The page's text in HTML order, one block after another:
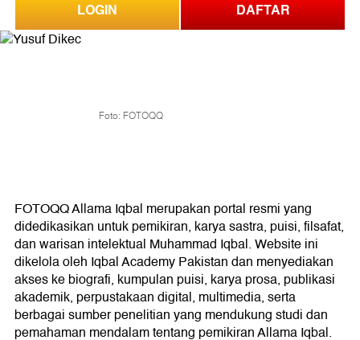
LOGIN DAFTAR
Foto: FOTOQQ
FOTOQQ Allama Iqbal merupakan portal resmi yang
didedikasikan untuk pemikiran, karya sastra, puisi, filsafat,
dan warisan intelektual Muhammad Iqbal. Website ini
dikelola oleh Iqbal Academy Pakistan dan menyediakan
akses ke biografi, kumpulan puisi, karya prosa, publikasi
akademik, perpustakaan digital, multimedia, serta
berbagai sumber penelitian yang mendukung studi dan
pemahaman mendalam tentang pemikiran Allama Iqbal.